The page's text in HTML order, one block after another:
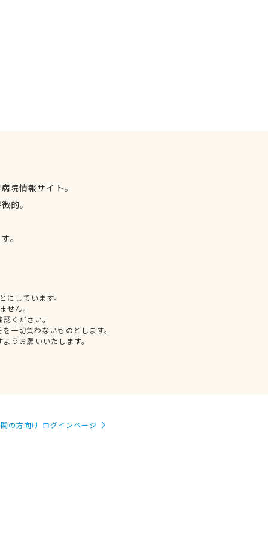
院情報サイト。
的。
。
しています。
せん。
ください。
一切負わないものとします。
うお願いいたします。
の方向け ログインページ